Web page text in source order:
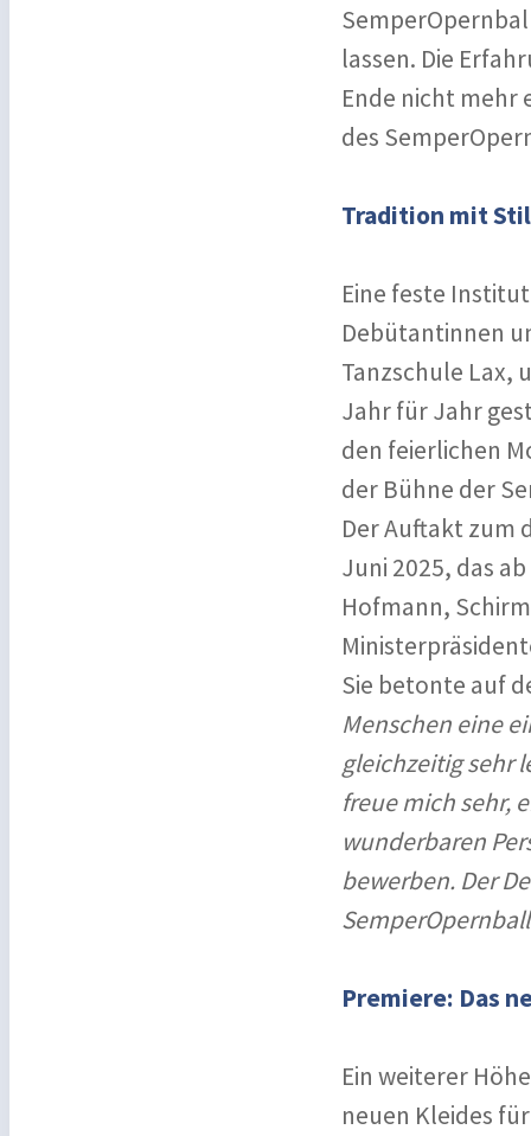
lassen. Die
Ende nicht mehr
des
Tradition mit
Eine feste
Debütantinnen
Tanzschule Lax,
Jahr für Jahr
den feierlichen
der Bühne der
Der Auftakt zum
Juni 2025, das
Hofmann,
Sie betonte auf
Menschen eine
gleichzeitig sehr
freue mich sehr,
wunderbaren
bewerben. Der
Premiere: Das
Ein weiterer
neuen Kleides